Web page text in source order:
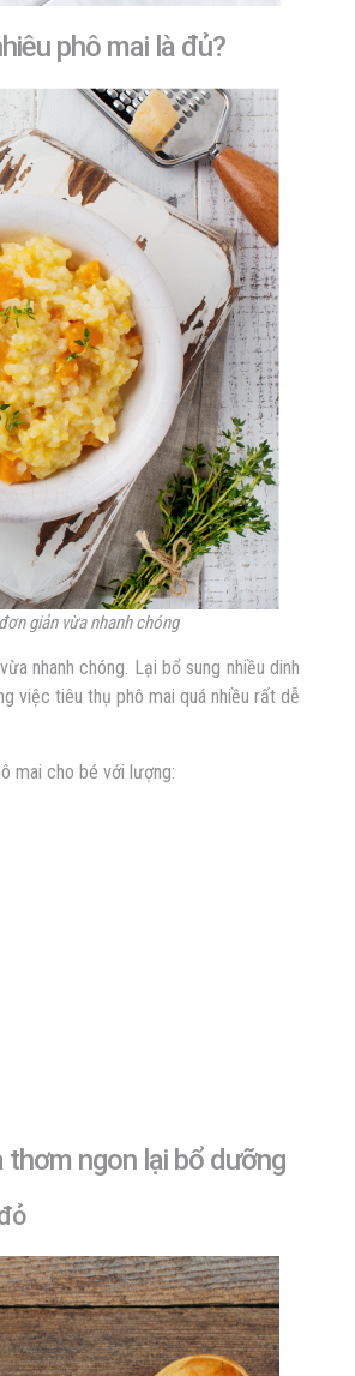
phô mai là đủ?
giản vừa nhanh chóng
nhanh chóng. Lại bổ sung nhiều dinh
việc tiêu thụ phô mai quá nhiều rất dễ
mai cho bé với lượng:
thơm ngon lại bổ dưỡng